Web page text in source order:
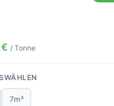
€ / Tonne
7m³